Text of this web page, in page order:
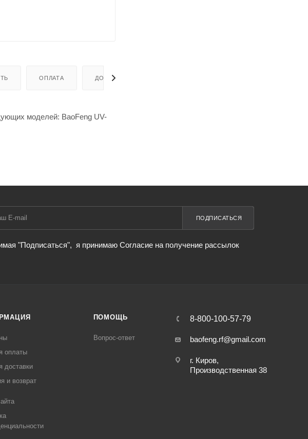
ОПЛАТА ДОСТАВКА
моделей: BaoFeng UV-
ПОДПИСАТЬСЯ
"Подписаться", я принимаю Согласие на получение рассылок
оплаты
доставки
и возврат
ПОМОЩЬ
Вопрос-ответ
8-800-100-57-79
baofeng.rf@gmail.com
г. Киров,
Производственная 38